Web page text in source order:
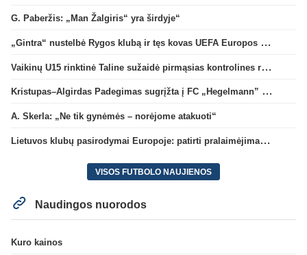
G. Paberžis: „Man Žalgiris“ yra širdyje“
„Gintra“ nustelbė Rygos klubą ir tęs kovas UEFA Europos taurės atrankoje
Vaikinų U15 rinktinė Taline sužaidė pirmąsias kontrolines rungtynes
Kristupas–Algirdas Padegimas sugrįžta į FC „Hegelmann” B sudėtį
A. Skerla: „Ne tik gynėmės – norėjome atakuoti“
Lietuvos klubų pasirodymai Europoje: patirti pralaimėjimai Kroatijos atstovams
VISOS FUTBOLO NAUJIENOS
Naudingos nuorodos
Kuro kainos